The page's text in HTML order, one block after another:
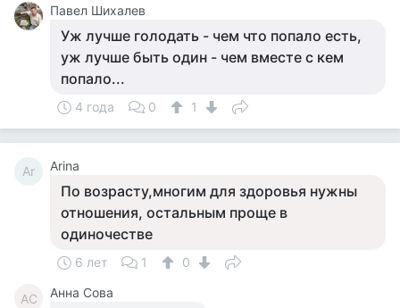
Павел Шихалев
Уж лучше голодать - чем что попало есть,
уж лучше быть один - чем вместе с кем
попало...
4 года 0 1
Ar Arina
По возрасту,многим для здоровья нужны
отношения, остальным проще в
одиночестве
6 лет 1 0
АС Анна Сова